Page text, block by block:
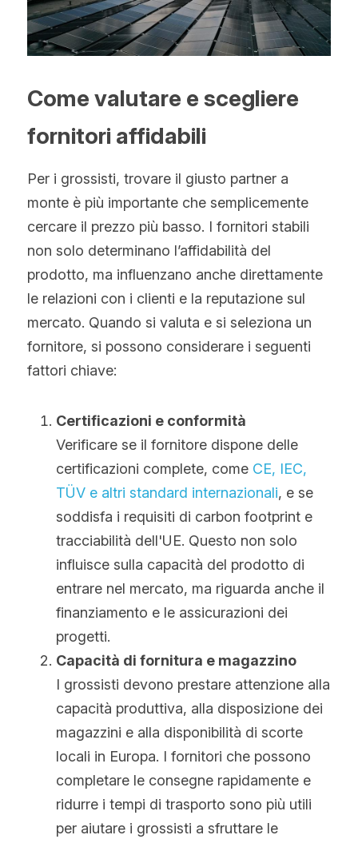
Come valutare e scegliere
fornitori affidabili
Per i grossisti, trovare il giusto partner a
monte è più importante che semplicemente
cercare il prezzo più basso. I fornitori stabili
non solo determinano l’affidabilità del
prodotto, ma influenzano anche direttamente
le relazioni con i clienti e la reputazione sul
mercato. Quando si valuta e si seleziona un
fornitore, si possono considerare i seguenti
fattori chiave:
Certificazioni e conformità
Verificare se il fornitore dispone delle
certificazioni complete, come CE, IEC,
TÜV e altri standard internazionali, e se
soddisfa i requisiti di carbon footprint e
tracciabilità dell'UE. Questo non solo
influisce sulla capacità del prodotto di
entrare nel mercato, ma riguarda anche il
finanziamento e le assicurazioni dei
progetti.
Capacità di fornitura e magazzino
I grossisti devono prestare attenzione alla
capacità produttiva, alla disposizione dei
magazzini e alla disponibilità di scorte
locali in Europa. I fornitori che possono
completare le consegne rapidamente e
ridurre i tempi di trasporto sono più utili
per aiutare i grossisti a sfruttare le